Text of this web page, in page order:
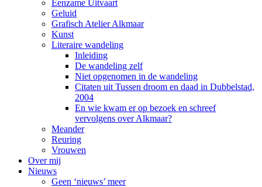
Eenzame Uitvaart
Geluid
Grafisch Atelier Alkmaar
Kunst
Literaire wandeling
Inleiding
De wandeling zelf
Niet opgenomen in de wandeling
Citaten uit Tussen droom en daad in Dubbelstad,
2004
En wie kwam er op bezoek en schreef
vervolgens over Alkmaar?
Meander
Reuring
Vrouwen
Over mij
Nieuws
Geen ‘nieuws’ meer